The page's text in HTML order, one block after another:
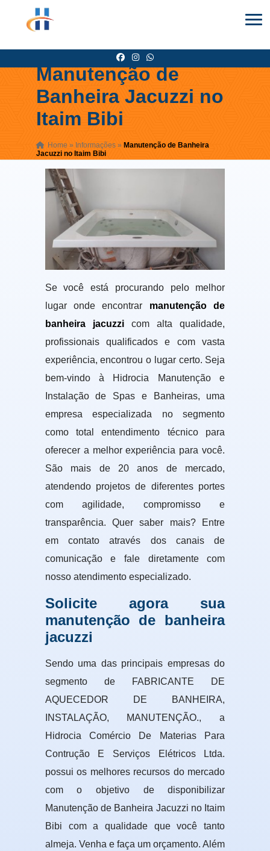
Manutenção de
Banheira Jacuzzi no
Itaim Bibi
Home » Informações » Manutenção de Banheira
Jacuzzi no Itaim Bibi
Se você está procurando pelo melhor
lugar onde encontrar manutenção de
banheira jacuzzicom alta qualidade,
profissionais qualificados e com vasta
experiência, encontrou o lugar certo. Seja
bem-vindo à Hidrocia Manutenção e
Instalação de Spas e Banheiras, uma
empresa especializada no segmento
como total entendimento técnico para
oferecer a melhor experiência para você.
São mais de 20 anos de mercado,
atendendo projetos de diferentes portes
com agilidade, compromisso e
transparência. Quer saber mais? Entre
em contato através dos canais de
comunicação e fale diretamente com
nosso atendimento especializado.
Solicite agora sua
manutenção de banheira
jacuzzi
Sendo uma das principais empresas do
segmento de FABRICANTE DE
AQUECEDOR DE BANHEIRA,
INSTALAÇÃO, MANUTENÇÃO., a
Hidrocia Comércio De Materias Para
Contrução E Serviços Elétricos Ltda.
possui os melhores recursos do mercado
com o objetivo de disponibilizar
Manutenção de Banheira Jacuzzi no Itaim
Bibi com a qualidade que você tanto
almeja. Venha e faça um orçamento. Além